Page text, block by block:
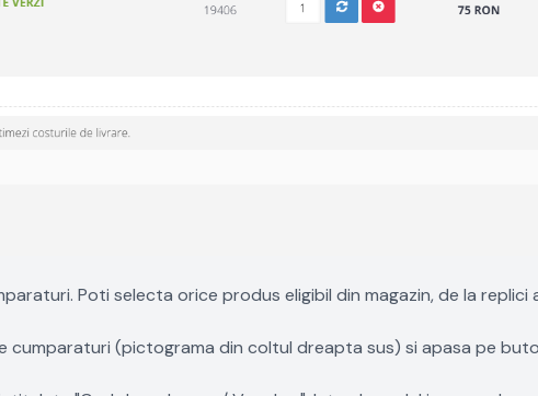
Poti selecta orice produs eligibil din magazin, de la replici
cumparaturi (pictograma din coltul dreapta sus) si apasa pe